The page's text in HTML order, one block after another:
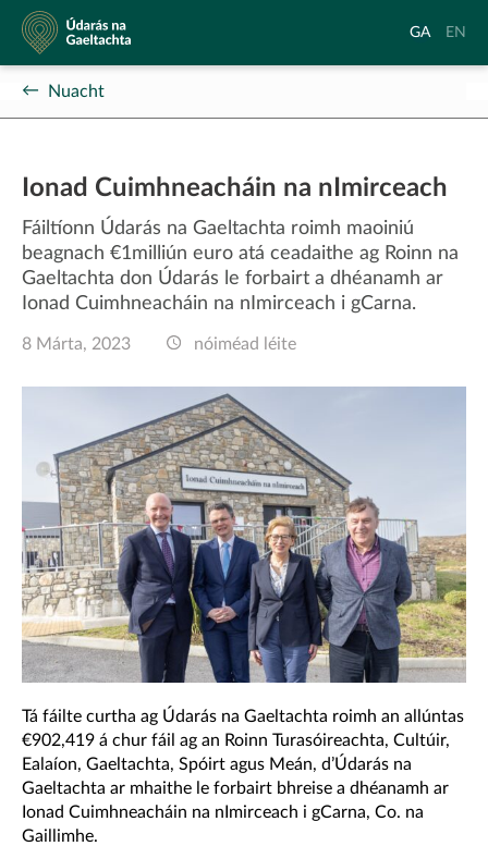
Údarás
na
Gaeltachta
Aistrigh
Gaeilge
GA
to
EN
Nuacht
Ionad Cuimhneacháin na nImirceach
Fáiltíonn Údarás na Gaeltachta roimh maoiniú
beagnach €1milliún euro atá ceadaithe ag Roinn na
Gaeltachta don Údarás le forbairt a dhéanamh ar
Ionad Cuimhneacháin na nImirceach i gCarna.
8 Márta, 2023 nóiméad léite
Tá fáilte curtha ag Údarás na Gaeltachta roimh an allúntas
€902,419 á chur fáil ag an Roinn Turasóireachta, Cultúir,
Ealaíon, Gaeltachta, Spóirt agus Meán, d’Údarás na
Gaeltachta ar mhaithe le forbairt bhreise a dhéanamh ar
Ionad Cuimhneacháin na nImirceach i gCarna, Co. na
Gaillimhe.